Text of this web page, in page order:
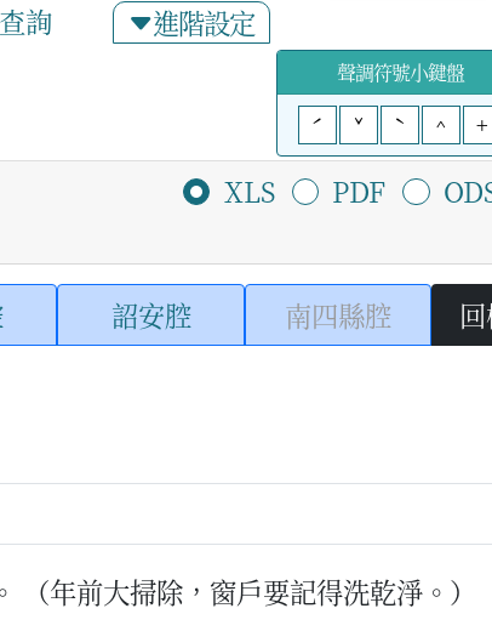
詢 進階設定
聲調符號小鍵盤
ˊ
ˇ ˋ ^ +
XLS PDF
詔安腔 南四縣腔
。 （年前大掃除，窗戶要記得洗乾淨。）